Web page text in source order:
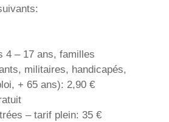
4 – 17 ans, familles
militaires, handicapés,
+ 65 ans): 2,90 €
– tarif plein: 35 €